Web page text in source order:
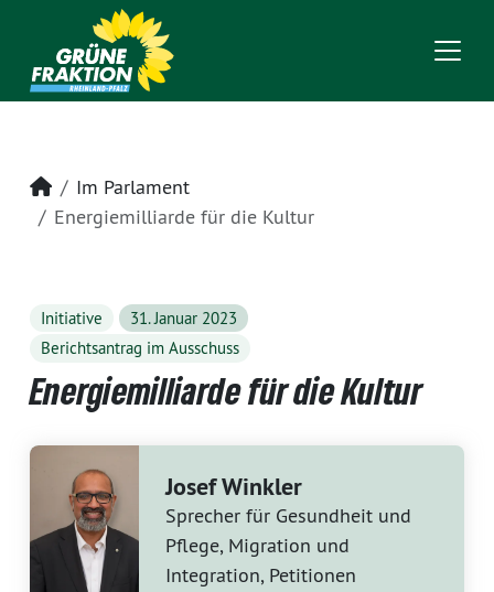
Startseite
Im Parlament
Energiemilliarde für die Kultur
Initiative
31. Januar 2023
Berichtsantrag im Ausschuss
Energiemilliarde für die Kultur
Josef Winkler
Sprecher für Gesundheit und
Pflege, Migration und
Integration, Petitionen